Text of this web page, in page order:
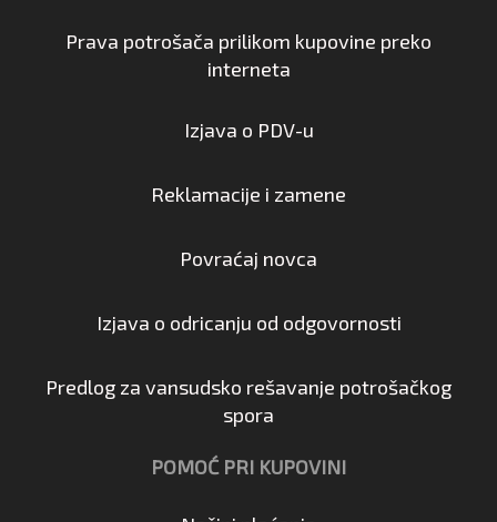
Prava potrošača prilikom kupovine preko
interneta
Izjava o PDV-u
Reklamacije i zamene
Povraćaj novca
Izjava o odricanju od odgovornosti
Predlog za vansudsko rešavanje potrošačkog
spora
POMOĆ PRI KUPOVINI